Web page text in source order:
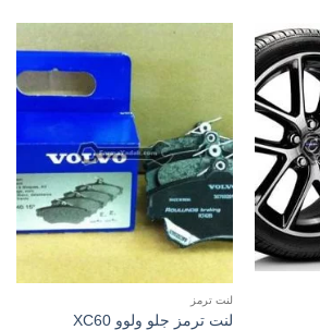
لنت ترمز
لنت ترمز جلو ولوو XC60